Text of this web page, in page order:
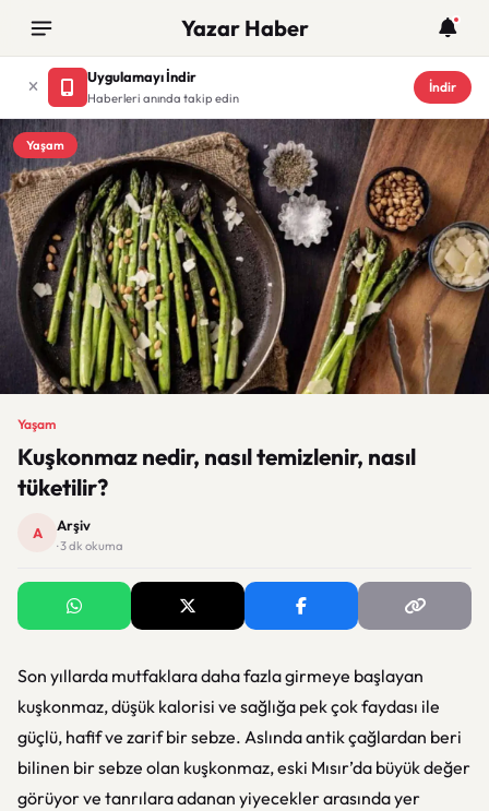
Yazar Haber
Uygulamayı İndir
Haberleri anında takip edin
İndir
Yaşam
Yaşam
Kuşkonmaz nedir, nasıl temizlenir, nasıl
tüketilir?
A Arşiv
· 3 dk okuma
Son yıllarda mutfaklara daha fazla girmeye başlayan
kuşkonmaz, düşük kalorisi ve sağlığa pek çok faydası ile
güçlü, hafif ve zarif bir sebze. Aslında antik çağlardan beri
bilinen bir sebze olan kuşkonmaz, eski Mısır’da büyük değer
görüyor ve tanrılara adanan yiyecekler arasında yer